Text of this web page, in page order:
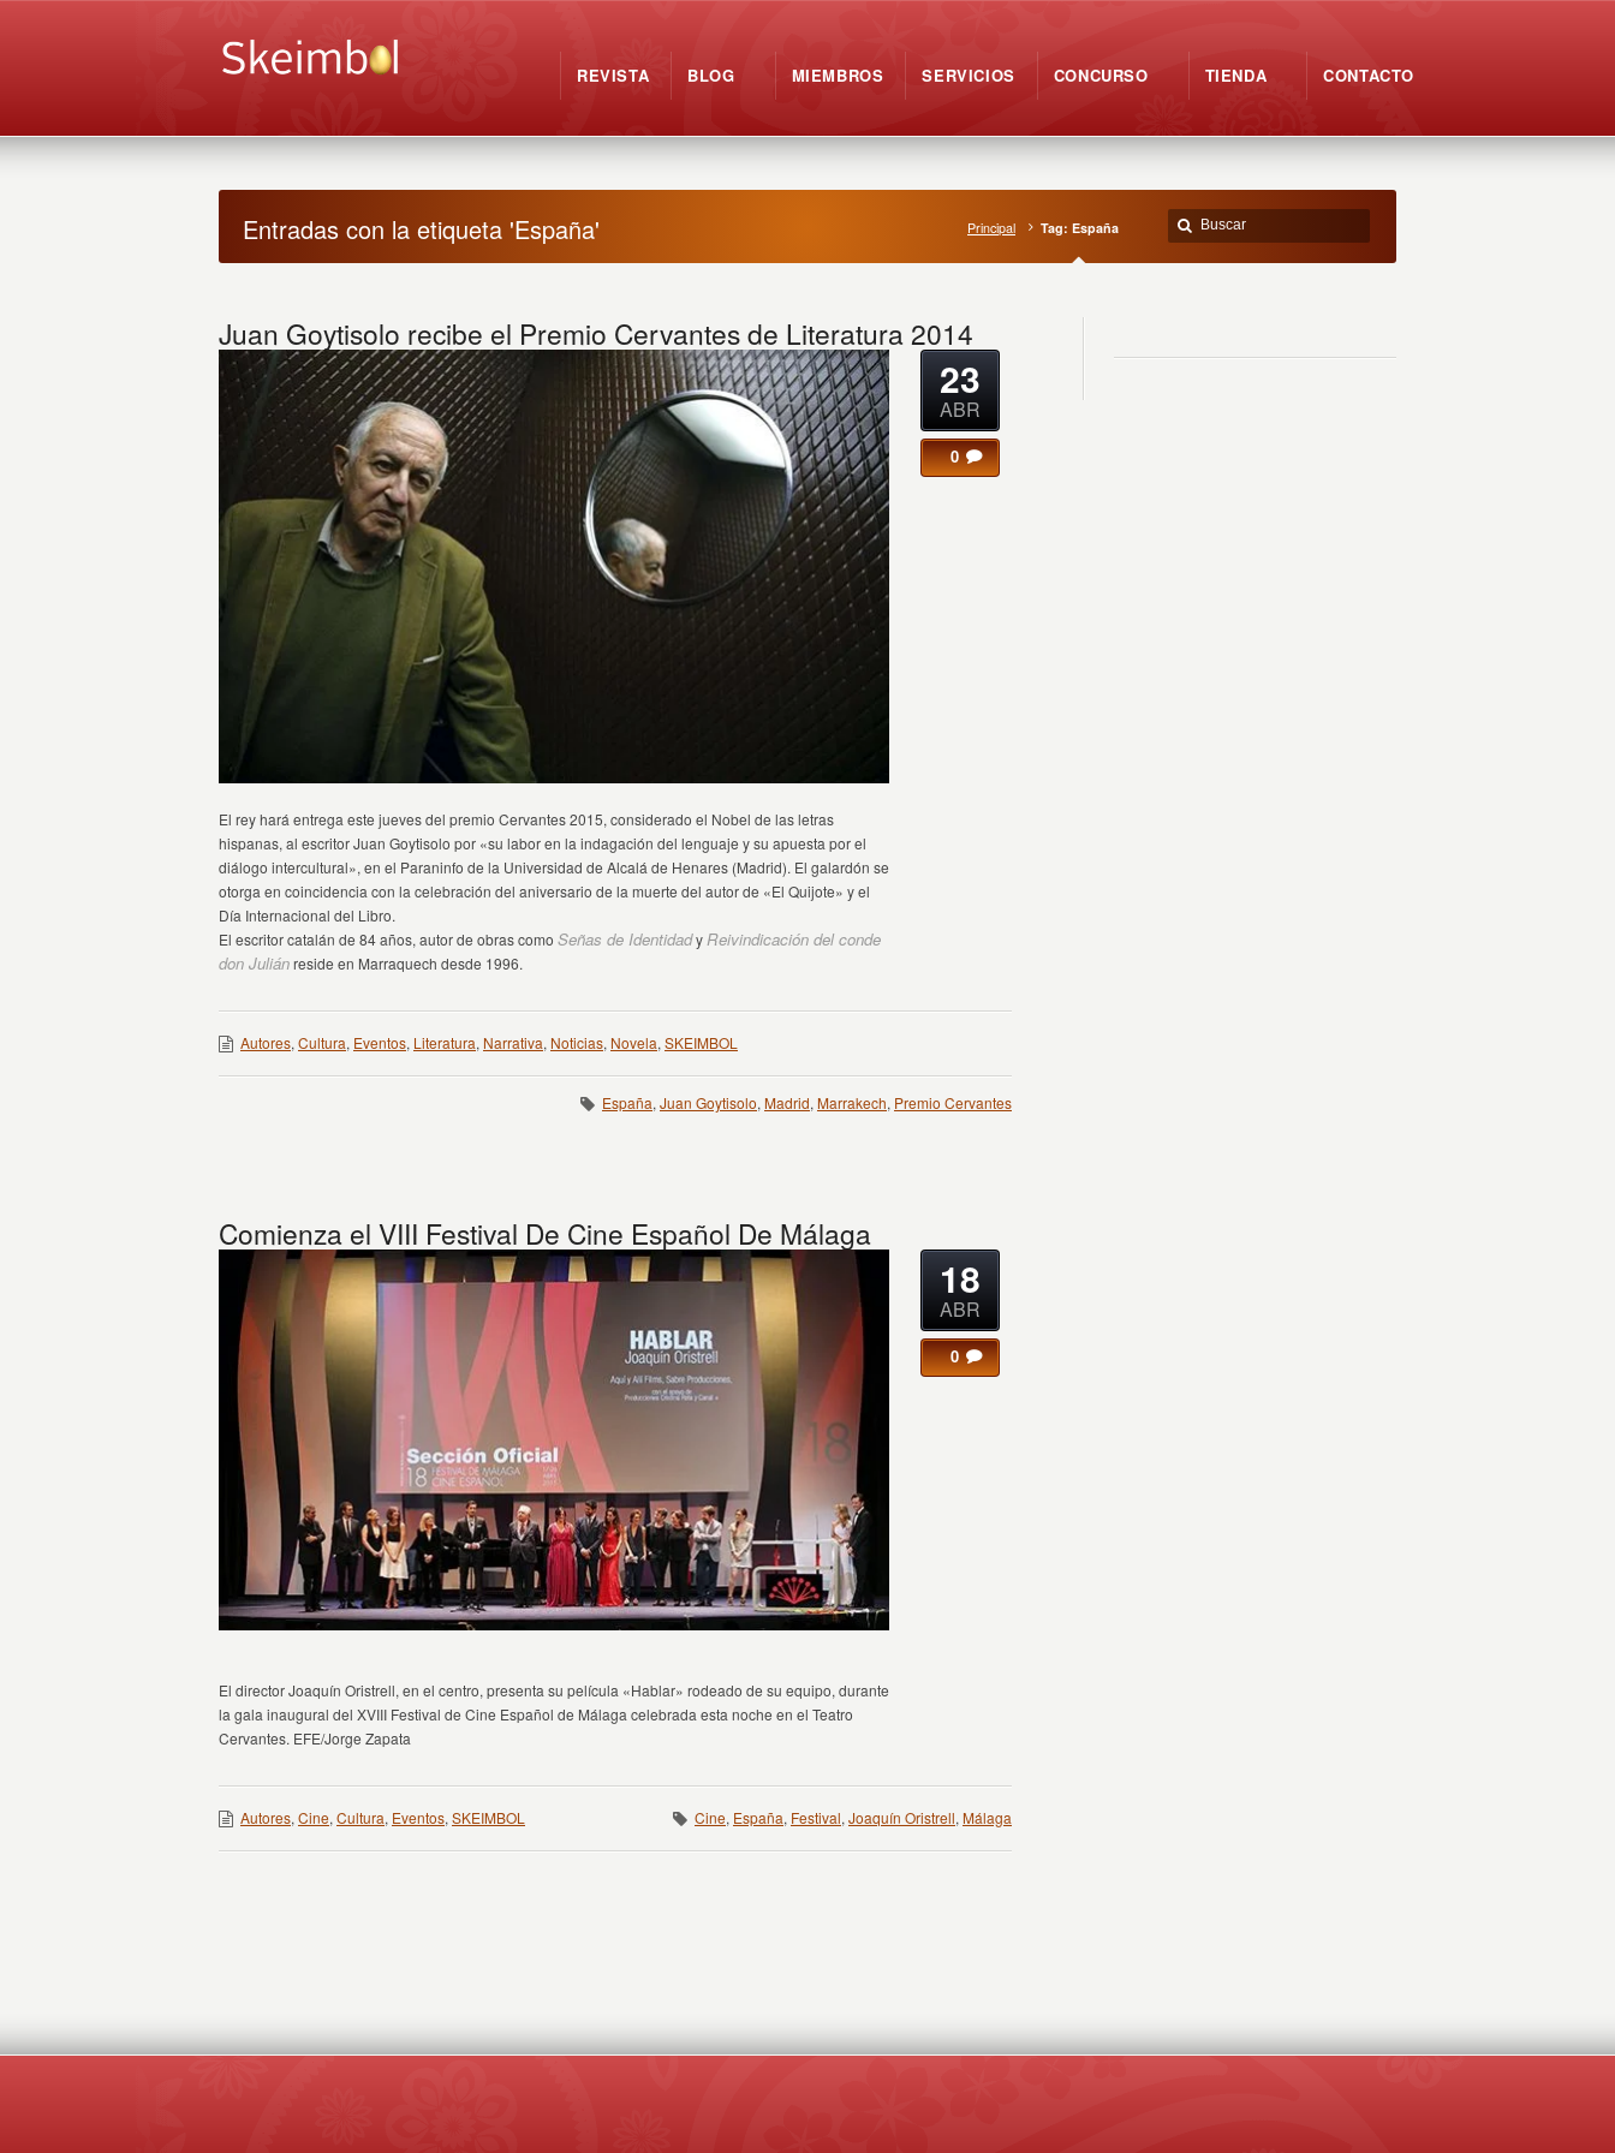
REVISTA BLOG MIEMBROS SERVICIOS CONCURSO TIENDA CONTACTO
Entradas con la etiqueta 'España' Principal Tag: España
Juan Goytisolo recibe el Premio Cervantes de Literatura 2014
El rey hará entrega este jueves del premio Cervantes 2015, considerado el Nobel de las letras
hispanas, al escritor Juan Goytisolo por «su labor en la indagación del lenguaje y su apuesta por el
diálogo intercultural», en el Paraninfo de la Universidad de Alcalá de Henares (Madrid). El galardón se
otorga en coincidencia con la celebración del aniversario de la muerte del autor de «El Quijote» y el
Día Internacional del Libro.
El escritor catalán de 84 años, autor de obras como Señas de Identidady Reivindicación del conde
don Juliánreside en Marraquech desde 1996.
23
ABR
0
Autores, Cultura, Eventos, Literatura, Narrativa, Noticias, Novela, SKEIMBOL
España, Juan Goytisolo, Madrid, Marrakech, Premio Cervantes
Comienza el VIII Festival De Cine Español De Málaga
El director Joaquín Oristrell, en el centro, presenta su película «Hablar» rodeado de su equipo, durante
la gala inaugural del XVIII Festival de Cine Español de Málaga celebrada esta noche en el Teatro
Cervantes. EFE/Jorge Zapata
18
ABR
0
Autores, Cine, Cultura, Eventos, SKEIMBOL Cine, España, Festival, Joaquín Oristrell, Málaga